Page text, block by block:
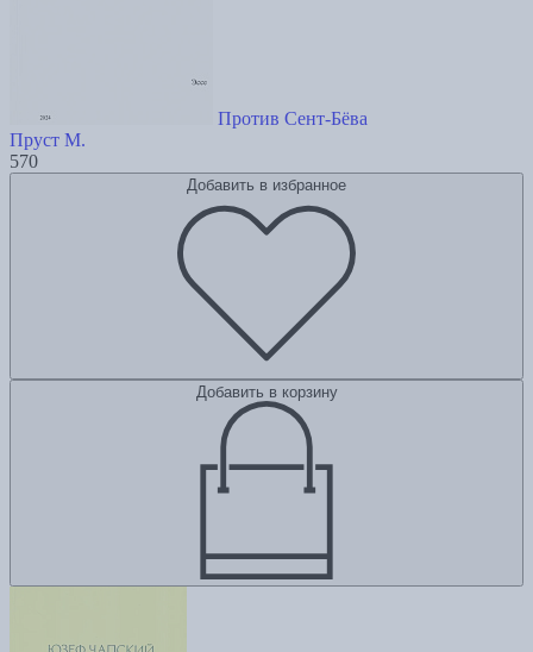
Против Сент-Бёва
Пруст М.
570
Добавить в избранное
Добавить в корзину